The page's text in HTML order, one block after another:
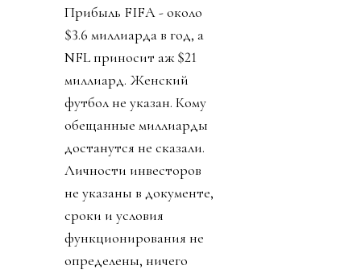
Прибыль FIFA - около
$3.6 миллиарда в год, а
NFL приносит аж $21
миллиард. Женский
футбол не указан. Кому
обещанные миллиарды
достанутся не сказали.
Личности инвесторов
не указаны в документе,
сроки и условия
функционирования не
определены, ничего